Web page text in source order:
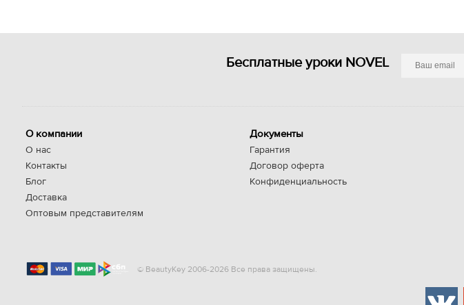
Бесплатные уроки NOVEL
О компании
О нас
Контакты
Блог
Доставка
Оптовым представителям
Документы
Гарантия
Договор оферта
Конфиденциальность
© BeautyKey 2006-2026 Все права защищены.